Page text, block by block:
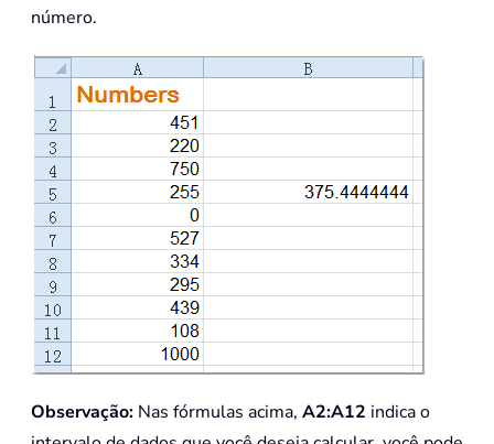
número.
Observação: Nas fórmulas acima, A2:A12 indica o